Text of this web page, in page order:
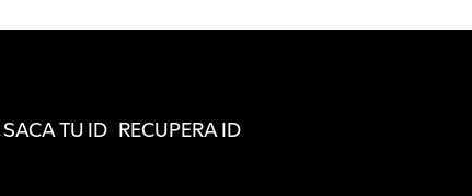
SACA TU ID RECUPERA ID